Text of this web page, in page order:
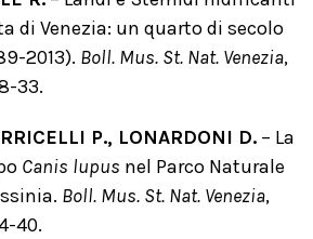
di Venezia: un quarto di secolo
2013). Boll. Mus. St. Nat. Venezia,
33.
P., LONARDONI D. – La
Canis lupus nel Parco Naturale
Boll. Mus. St. Nat. Venezia,
40.